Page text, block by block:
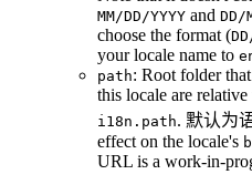
MM/DD/YYYY and DD/
choose the format (
your locale name to
path: Root folder
this locale are
i18n.path. 默认为
effect on the locale's
URL is a work-in-